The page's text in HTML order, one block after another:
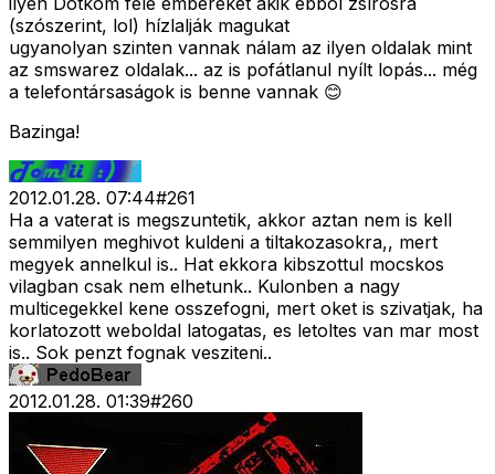
(szószerint, lol) hízlalják magukat
ugyanolyan szinten vannak nálam az ilyen oldalak mint
az smswarez oldalak... az is pofátlanul nyílt lopás... még
a telefontársaságok is benne vannak 😊
Bazinga!
2012.01.28. 07:44#261
Ha a vaterat is megszuntetik, akkor aztan nem is kell
semmilyen meghivot kuldeni a tiltakozasokra,, mert
megyek annelkul is.. Hat ekkora kibszottul mocskos
vilagban csak nem elhetunk.. Kulonben a nagy
multicegekkel kene osszefogni, mert oket is szivatjak, ha
korlatozott weboldal latogatas, es letoltes van mar most
is.. Sok penzt fognak vesziteni..
2012.01.28. 01:39#260